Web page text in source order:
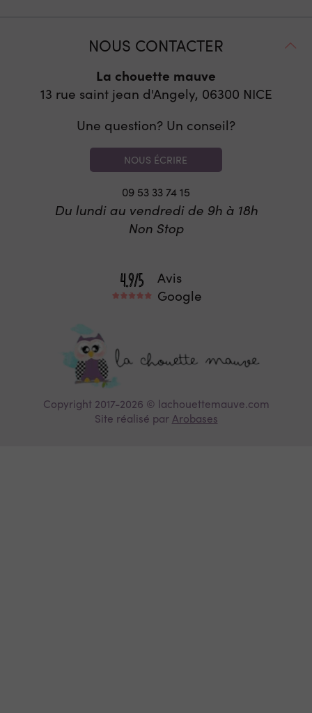
NOUS CONTACTER
La chouette mauve
13 rue saint jean d'Angely, 06300 NICE
Une question? Un conseil?
NOUS ÉCRIRE
09 53 33 74 15
Du lundi au vendredi de 9h à 18h
Non Stop
Avis
Google
Copyright 2017-2026 © lachouettemauve.com
Site réalisé par Arobases